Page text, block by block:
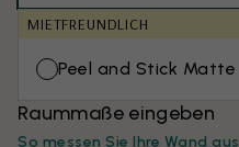
MIETFREUNDLICH
Peel and Stick Matte
Raummaße eingeben
So messen Sie Ihre Wand aus